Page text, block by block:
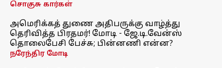
சொகுசு கார்கள்
அமெரிக்கத் துணை அதிபருக்கு வாழ்த்து
தெரிவித்த பிரதமர்! மோடி - ஜே.டி.வேன்ஸ்
தொலைபேசி பேச்சு; பின்னணி என்ன?
நரேந்திர மோடி